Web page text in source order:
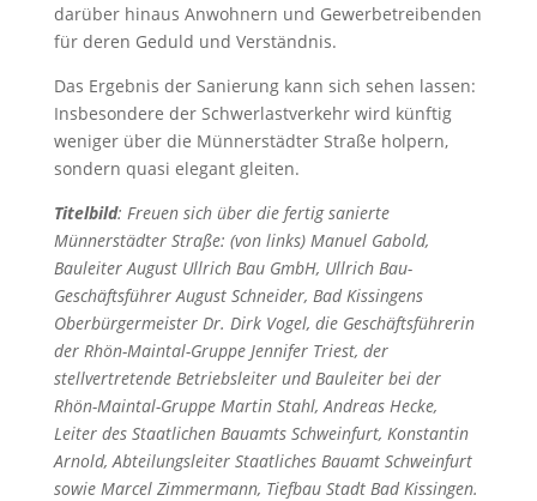
darüber hinaus Anwohnern und Gewerbetreibenden
für deren Geduld und Verständnis.
Das Ergebnis der Sanierung kann sich sehen lassen:
Insbesondere der Schwerlastverkehr wird künftig
weniger über die Münnerstädter Straße holpern,
sondern quasi elegant gleiten.
Titelbild: Freuen sich über die fertig sanierte
Münnerstädter Straße: (von links) Manuel Gabold,
Bauleiter August Ullrich Bau GmbH, Ullrich Bau-
Geschäftsführer August Schneider, Bad Kissingens
Oberbürgermeister Dr. Dirk Vogel, die Geschäftsführerin
der Rhön-Maintal-Gruppe Jennifer Triest, der
stellvertretende Betriebsleiter und Bauleiter bei der
Rhön-Maintal-Gruppe Martin Stahl, Andreas Hecke,
Leiter des Staatlichen Bauamts Schweinfurt, Konstantin
Arnold, Abteilungsleiter Staatliches Bauamt Schweinfurt
sowie Marcel Zimmermann, Tiefbau Stadt Bad Kissingen.